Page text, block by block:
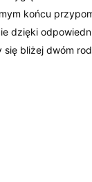
końcu
dzięki
bliżej dwóm